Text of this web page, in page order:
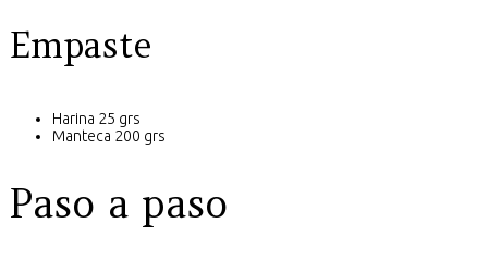
Empaste
Harina 25 grs
Manteca 200 grs
Paso a paso